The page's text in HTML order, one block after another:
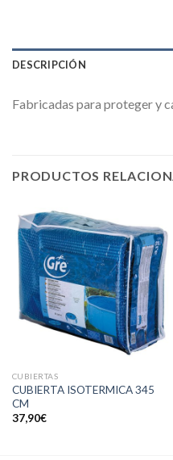
DESCRIPCIÓN
Fabricadas para proteger y
PRODUCTOS
CUBIERTAS
CUBIERTA ISOTERMICA 345
CM
37,90€